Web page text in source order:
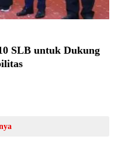
SLB untuk Dukung